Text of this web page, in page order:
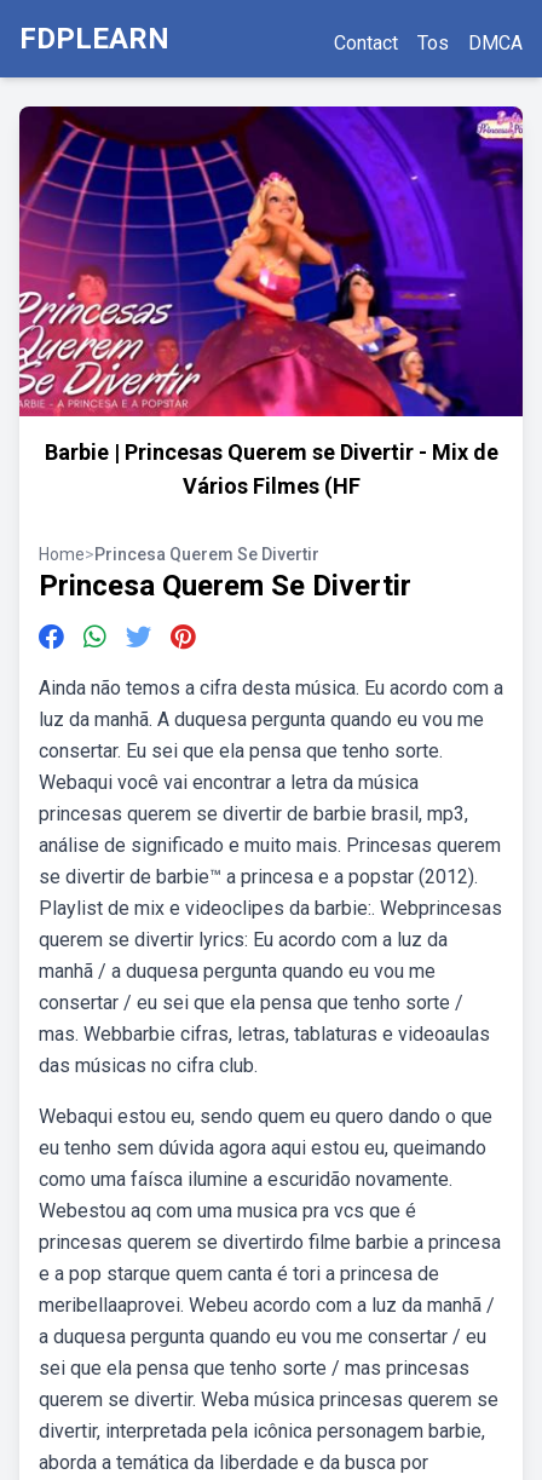
FDPLEARN Contact Tos DMCA
Barbie | Princesas Querem se Divertir - Mix de
Vários Filmes (HF
Home>Princesa Querem Se Divertir
Princesa Querem Se Divertir
Ainda não temos a cifra desta música. Eu acordo com a
luz da manhã. A duquesa pergunta quando eu vou me
consertar. Eu sei que ela pensa que tenho sorte.
Webaqui você vai encontrar a letra da música
princesas querem se divertir de barbie brasil, mp3,
análise de significado e muito mais. Princesas querem
se divertir de barbie™ a princesa e a popstar (2012).
Playlist de mix e videoclipes da barbie:. Webprincesas
querem se divertir lyrics: Eu acordo com a luz da
manhã / a duquesa pergunta quando eu vou me
consertar / eu sei que ela pensa que tenho sorte /
mas. Webbarbie cifras, letras, tablaturas e videoaulas
das músicas no cifra club.
Webaqui estou eu, sendo quem eu quero dando o que
eu tenho sem dúvida agora aqui estou eu, queimando
como uma faísca ilumine a escuridão novamente.
Webestou aq com uma musica pra vcs que é
princesas querem se divertirdo filme barbie a princesa
e a pop starque quem canta é tori a princesa de
meribellaaprovei. Webeu acordo com a luz da manhã /
a duquesa pergunta quando eu vou me consertar / eu
sei que ela pensa que tenho sorte / mas princesas
querem se divertir. Weba música princesas querem se
divertir, interpretada pela icônica personagem barbie,
aborda a temática da liberdade e da busca por